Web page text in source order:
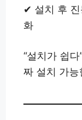
✔ 설치 후 진
화
“설치가 쉽
짜 설치 가능